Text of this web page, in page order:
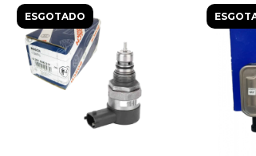
ESGOTADO